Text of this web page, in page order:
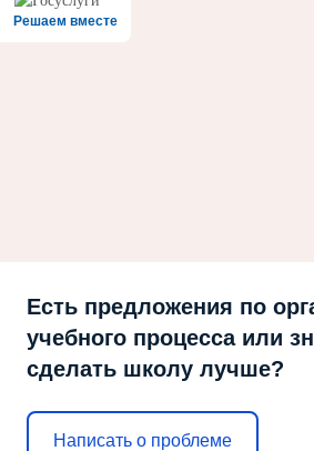
Решаем вместе
Есть предложения по
учебного процесса или
сделать школу лучше?
Написать о проблеме